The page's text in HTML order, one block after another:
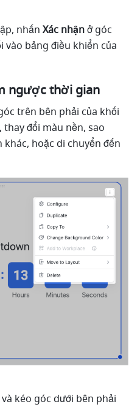
nhấn Xác nhận ở góc
vào bảng điều khiển của
ngược thời gian
trên bên phải của khối
thay đổi màu nền, sao
hoặc di chuyển đến
kéo góc dưới bên phải